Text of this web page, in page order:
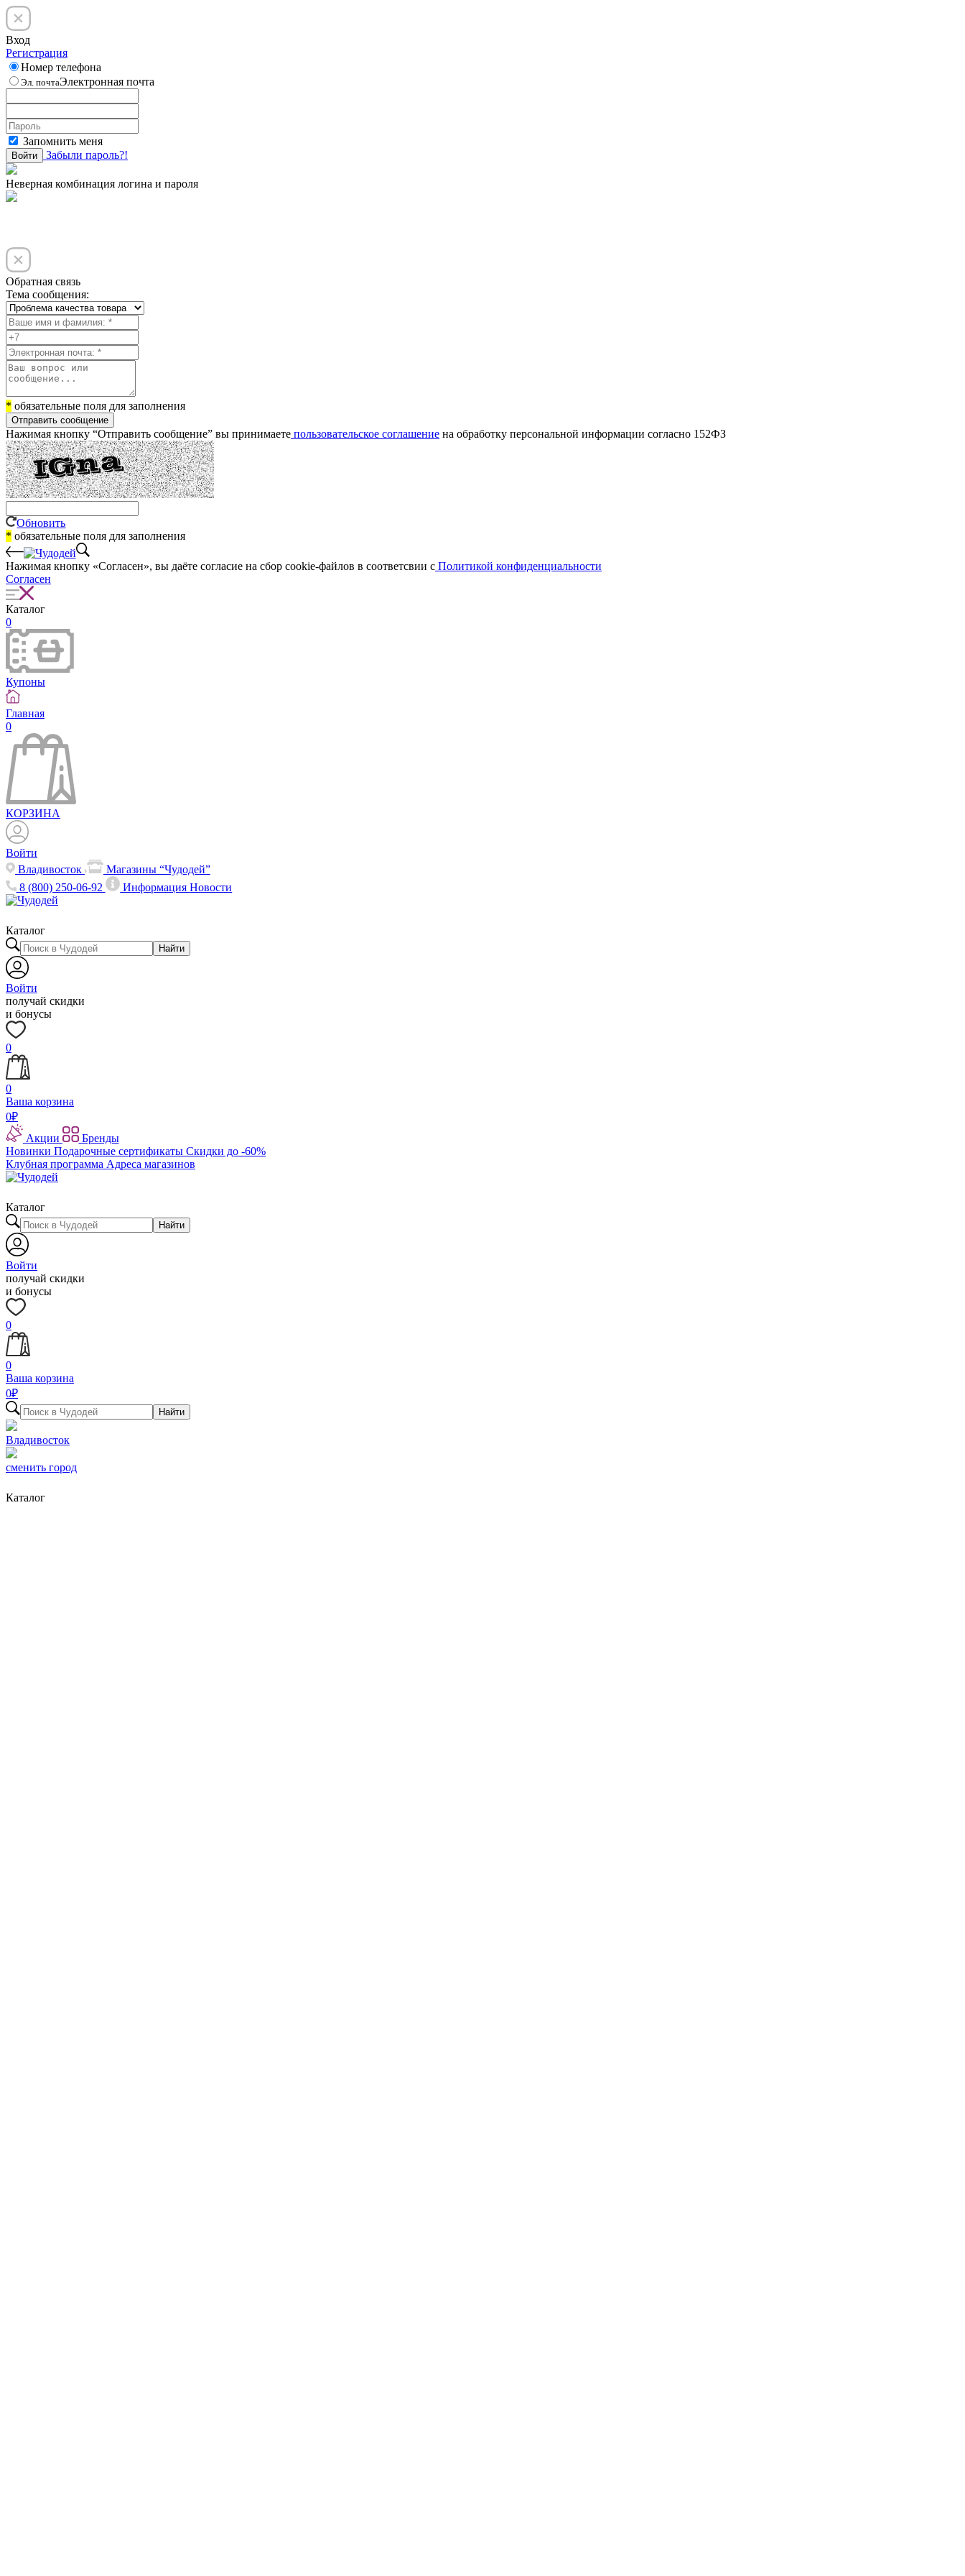
Вход
Регистрация
Номер телефона
Эл. почтаЭлектронная почта
Запомнить меня
Войти Забыли пароль?!
Неверная комбинация логина и пароля
Обратная связь
Тема сообщения:
* обязательные поля для заполнения
Отправить сообщение
Нажимая кнопку “Отправить сообщение” вы принимаете пользовательское соглашение на обработку персональной информации согласно 152ФЗ
Обновить
* обязательные поля для заполнения
Нажимая кнопку «Согласен», вы даёте cогласие на сбор cookie-файлов в соответсвии с Политикой конфиденциальности
Согласен
Каталог
0
Купоны
Главная
0
КОРЗИНА
Войти
Владивосток
Магазины “Чудодей”
8 (800) 250-06-92
ИнформацияНовости
Каталог
Найти
Войти
получай скидки
и бонусы
0
0
Ваша корзина
0₽
Акции
Бренды
Новинки Подарочные сертификаты Скидки до -60%
Клубная программа Адреса магазинов
Каталог
Найти
Войти
получай скидки
и бонусы
0
0
Ваша корзина
0₽
Найти
Владивосток
сменить город
Каталог